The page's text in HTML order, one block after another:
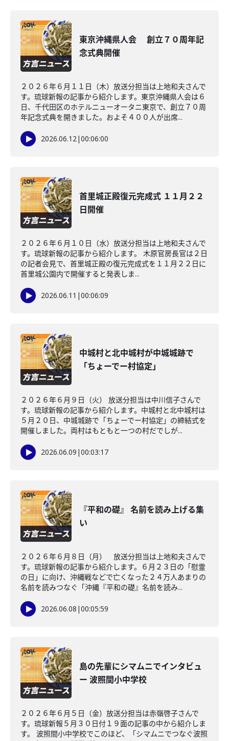
東京沖縄県人会 創立７０周年記
念式典開催
２０２６年６月１１日（木）放送分担当は上地和夫さんで
す。琉球新報の記事から紹介します。東京沖縄県人会は６
日、千代田区のホテルニューオータニ東京で、創立７０周
年記念式典を開きました。およそ４００人が出席...
2026.06.12|00:06:00
首里城正殿復元完成式 １１月２２
日開催
２０２６年６月１０日（水）放送分担当は上地和夫さんで
す。琉球新報の記事から紹介します。 木原官房長官は２日
の記者会見で、首里城正殿の復元完成式を１１月２２日に
首里城公園内で開催すると発表しま...
2026.06.11 |00:06:09
中城村と北中城村が中城城跡で
「ちょーでー村協定」
２０２６年６月９日（火） 放送分担当は中川信子さんで
す。琉球新報の記事から紹介します。中城村と北中城村は
５月２０日、中城城跡で「ちょーでー村協定」の締結式を
開催しました。両村はもともと一つの村だでしが...
2026.06.09 |00:03:17
『平和の礎』 名前を読み上げる集
い
２０２６年６月８日（月） 放送分担当は上地和夫さんで
す。琉球新報の記事から紹介します。６月２３日の「慰霊
の日」に向け、沖縄戦などで亡くなった２４万人あまりの
名前を読みつなぐ「沖縄『平和の礎』名前を読み...
2026.06.08 |00:05:59
島の先輩にシマムニでインタビュ
ー 波照間小中学校
２０２６年６月５日（金）放送分担当は赤嶺啓子さんで
す。琉球新報５月３０日付１９面の記事の中から紹介しま
す。 波照間小中学校でこのほど、「シマムニでつなぐ波照